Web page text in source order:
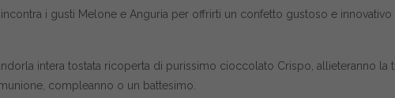
i gusti Melone e Anguria per offrirti un confetto gustoso e
intera tostata ricoperta di purissimo cioccolato Crispo, allieteranno
compleanno o un battesimo.